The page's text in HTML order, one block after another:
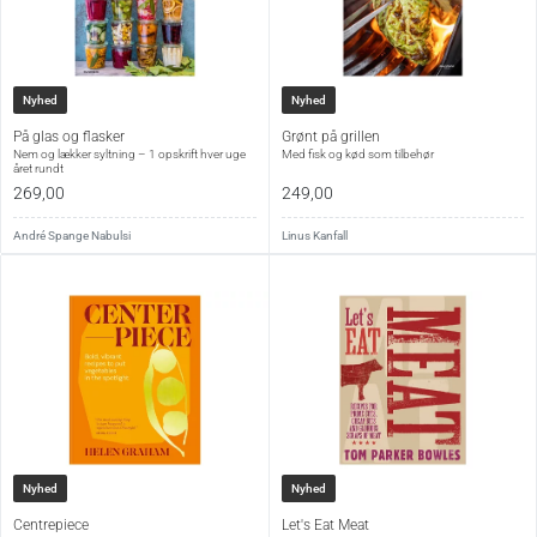
as well as techniques for taking your chicken cookery to
the next level. Perfect for anyone who is peckish for ideas,
this book is bound to sate your chicken cravings.
Sideantal
224
Sprog
Engelsk
Udgivet
2026
Type
Hardback
Nyhed
På glas og flasker
Nem og lækker syltning – 1 opskrift hver uge
året rundt
269,00
André Spange Nabulsi
Nyhed
Grønt på grillen
Med fisk og kød som tilbehør
249,00
Linus Kanfall
Nyhed
Centrepiece
Nyhed
Let's Eat Meat